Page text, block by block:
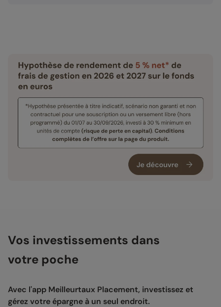
Vos investissements dans
votre poche
Avec l'app Meilleurtaux Placement, investissez et
gérez votre épargne à un seul endroit.